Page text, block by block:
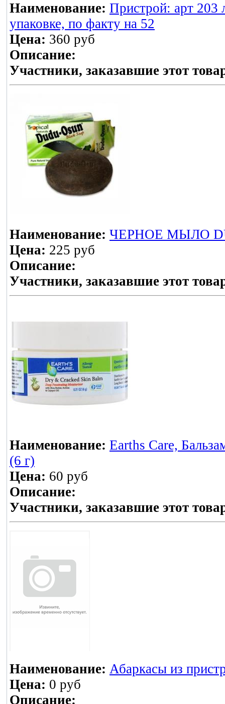
Наименование: Пристрой: арт 203
упаковке, по факту на 52
Цена: 360 руб
Описание:
Участники, заказавшие этот
Наименование: ЧЕРНОЕ МЫЛО
Цена: 225 руб
Описание:
Участники, заказавшие этот
Наименование: Earths Care,
(6 г)
Цена: 60 руб
Описание:
Участники, заказавшие этот
Наименование: Абаркасы из
Цена: 0 руб
Описание: